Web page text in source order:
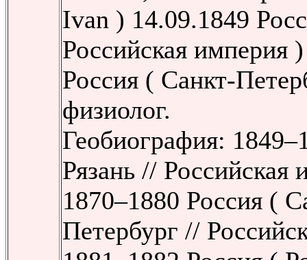
Ivan ) 14.09.1849
Российская
Россия ( Санкт-
физиолог.
Геобиография:
Рязань // Российская
1870–1880 Россия (
Петербург //